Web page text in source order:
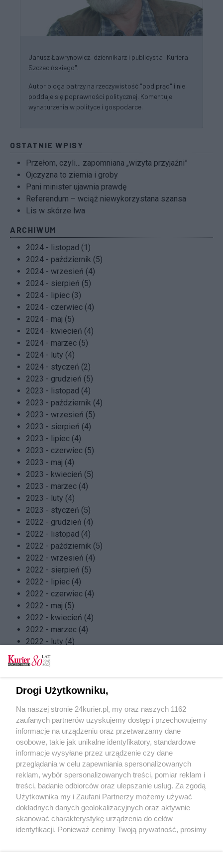
Janusz Ławrynowicz, dziennikarz i publicysta "Kuriera
Szczecińskiego".
Autor bloga patrzy na rzeczywistość "pod prąd" i nie
poddaje się poprawności politycznej. Komentuje
wynaturzenia w polityce i gospodarce.
OSTATNIE WPISY
Przełom, czyli… zapomniana „wizyta przyjaźni”
Ojczyzna to ziemia i groby
Pani minister ujawnia prawdę
Referendum – wciąż niewykorzystana szansa
Lis w skórze lwa
ARCHIWUM
2024 - listopad (1)
2024 - październik (5)
2024 - wrzesień (4)
2024 - sierpień (5)
2024 - lipiec (3)
2024 - czerwiec (4)
2024 - maj (5)
2024 - kwiecień (4)
2024 - marzec (5)
2024 - luty (4)
2024 - styczeń (2)
2023 - grudzień (5)
2023 - listopad (4)
2023 - październik (4)
2023 - wrzesień (5)
2023 - sierpień (4)
2023 - lipiec (4)
2023 - czerwiec (5)
2023 - maj (4)
2023 - kwiecień (5)
2023 - marzec (4)
2023 - luty (4)
2023 - styczeń (5)
2022 - grudzień (4)
2022 - listopad (4)
2022 - październik (5)
2022 - wrzesień (4)
2022 - sierpień (5)
2022 - lipiec (4)
2022 - czerwiec (4)
2022 - maj (5)
2022 - kwiecień (4)
2022 - marzec (4)
2022 - luty (4)
2022 - styczeń (5)
2021 - grudzień (4)
2021 - październik (4)
2021 - sierpień (4)
2021 - lipiec (4)
2021 - czerwiec (4)
2021 - maj (5)
2021 - kwiecień (4)
2021 - marzec (5)
2021 - luty (3)
2021 - styczeń (5)
Drogi Użytkowniku,
Na naszej stronie 24kurier.pl, my oraz naszych 1162
zaufanych partnerów uzyskujemy dostęp i przechowujemy
informacje na urządzeniu oraz przetwarzamy dane
osobowe, takie jak unikalne identyfikatory, standardowe
informacje wysyłane przez urządzenie czy dane
przeglądania w celu zapewniania spersonalizowanych
reklam, wybór spersonalizowanych treści, pomiar reklam i
treści, badanie odbiorców oraz ulepszanie usług. Za zgodą
Użytkownika my i Zaufani Partnerzy możemy używać
dokładnych danych geolokalizacyjnych oraz aktywnie
skanować charakterystykę urządzenia do celów
identyfikacji. Ponieważ cenimy Twoją prywatność, prosimy